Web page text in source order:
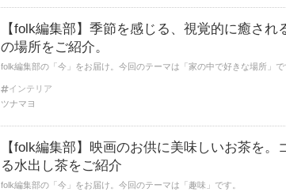
【folk編集部】季節を感じる、視覚的に癒され
の場所をご紹介。
folk編集部の「今」をお届け。今回のテーマは「家の中で好きな場所」で
インテリア
ツナマヨ
【folk編集部】映画のお供に美味しいお茶を。
る水出し茶をご紹介
folk編集部の「今」をお届け。今回のテーマは「趣味」です。